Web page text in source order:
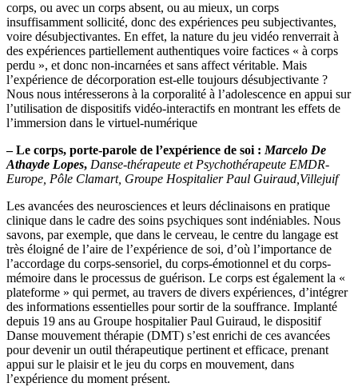
corps, ou avec un corps absent, ou au mieux, un corps
insuffisamment sollicité, donc des expériences peu subjectivantes,
voire désubjectivantes. En effet, la nature du jeu vidéo renverrait à
des expériences partiellement authentiques voire factices « à corps
perdu », et donc non-incarnées et sans affect véritable. Mais
l’expérience de décorporation est-elle toujours désubjectivante ?
Nous nous intéresserons à la corporalité à l’adolescence en appui sur
l’utilisation de dispositifs vidéo-interactifs en montrant les effets de
l’immersion dans le virtuel-numérique
– Le corps, porte-parole de l’expérience de soi : Marcelo De
Athayde Lopes, Danse-thérapeute et Psychothérapeute EMDR-
Europe, Pôle Clamart, Groupe Hospitalier Paul Guiraud,Villejuif
Les avancées des neurosciences et leurs déclinaisons en pratique
clinique dans le cadre des soins psychiques sont indéniables. Nous
savons, par exemple, que dans le cerveau, le centre du langage est
très éloigné de l’aire de l’expérience de soi, d’où l’importance de
l’accordage du corps-sensoriel, du corps-émotionnel et du corps-
mémoire dans le processus de guérison. Le corps est également la «
plateforme » qui permet, au travers de divers expériences, d’intégrer
des informations essentielles pour sortir de la souffrance. Implanté
depuis 19 ans au Groupe hospitalier Paul Guiraud, le dispositif
Danse mouvement thérapie (DMT) s’est enrichi de ces avancées
pour devenir un outil thérapeutique pertinent et efficace, prenant
appui sur le plaisir et le jeu du corps en mouvement, dans
l’expérience du moment présent.